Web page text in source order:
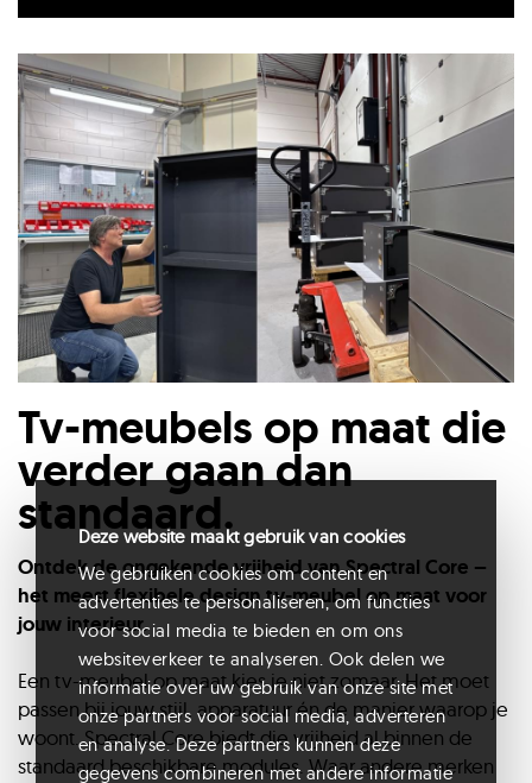
Deze website maakt gebruik van cookies
We gebruiken cookies om content en
advertenties te personaliseren, om functies
voor social media te bieden en om ons
websiteverkeer te analyseren. Ook delen we
informatie over uw gebruik van onze site met
onze partners voor social media, adverteren
en analyse. Deze partners kunnen deze
gegevens combineren met andere informatie
Tv-meubels op maat die
verder gaan dan
standaard.
Ontdek de ongekende vrijheid van Spectral Core –
het meest flexibele design tv-meubel op maat voor
jouw interieur.
Een tv-meubel op maat kies je niet zomaar. Het moet
passen bij jouw stijl, apparatuur én de manier waarop je
woont. Spectral Core biedt die vrijheid al binnen de
standaard beschikbare modules. Waar andere merken